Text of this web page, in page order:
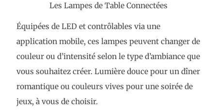
Les Lampes de Table Connectées
Équipées de LED et contrôlables via une
application mobile, ces lampes peuvent changer de
couleur ou d’intensité selon le type d’ambiance que
vous souhaitez créer. Lumière douce pour un dîner
romantique ou couleurs vives pour une soirée de
jeux, à vous de choisir.